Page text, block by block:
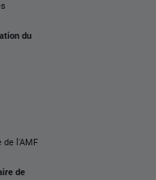
du
de l'AMF
de